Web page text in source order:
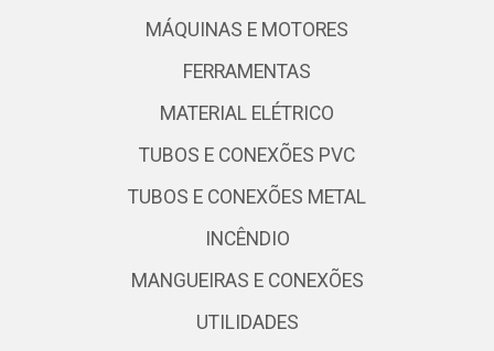
MÁQUINAS E MOTORES
FERRAMENTAS
MATERIAL ELÉTRICO
TUBOS E CONEXÕES PVC
TUBOS E CONEXÕES METAL
INCÊNDIO
MANGUEIRAS E CONEXÕES
UTILIDADES